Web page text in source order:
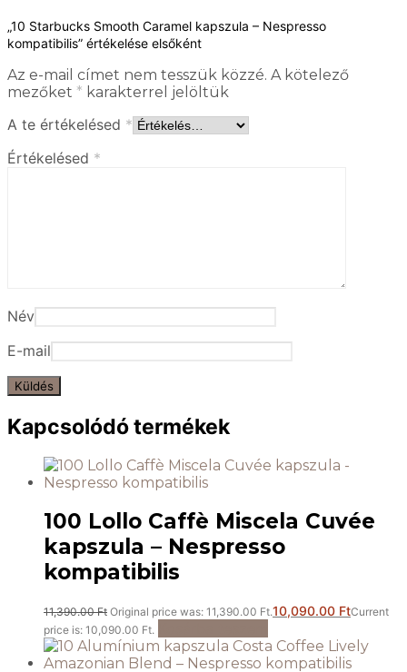
„10 Starbucks Smooth Caramel kapszula – Nespresso
kompatibilis” értékelése elsőként
Az e-mail címet nem tesszük közzé. A kötelező
mezőket * karakterrel jelöltük
A te értékelésed *
Értékelésed *
Név
E-mail
Kapcsolódó termékek
100 Lollo Caffè Miscela Cuvée
kapszula – Nespresso
kompatibilis
11,390.00Ft Original price was: 11,390.00 Ft.10,090.00 FtCurrent
price is: 10,090.00 Ft.